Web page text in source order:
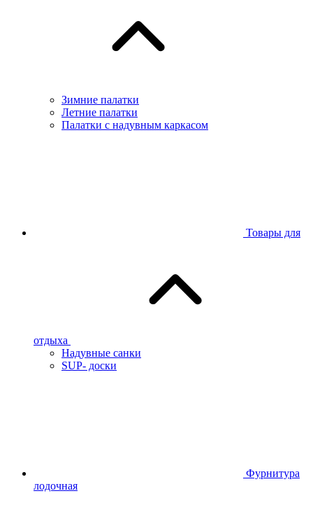
Зимние палатки
Летние палатки
Палатки с надувным каркасом
Товары для
отдыха
Надувные санки
SUP- доски
Фурнитура
лодочная